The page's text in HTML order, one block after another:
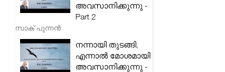
അവസാനിക്കുന്നു -
Part 2
സാക് പുന്നൻ
നന്നായി തുടങ്ങി,
എന്നാൽ മോശമായി
അവസാനിക്കുന്നു -